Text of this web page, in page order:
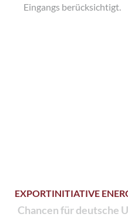
Eingangs berücksichtigt.
EXPORTINITIATIVE
Chancen für deutsche